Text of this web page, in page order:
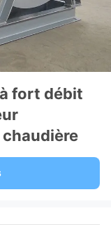
fort débit